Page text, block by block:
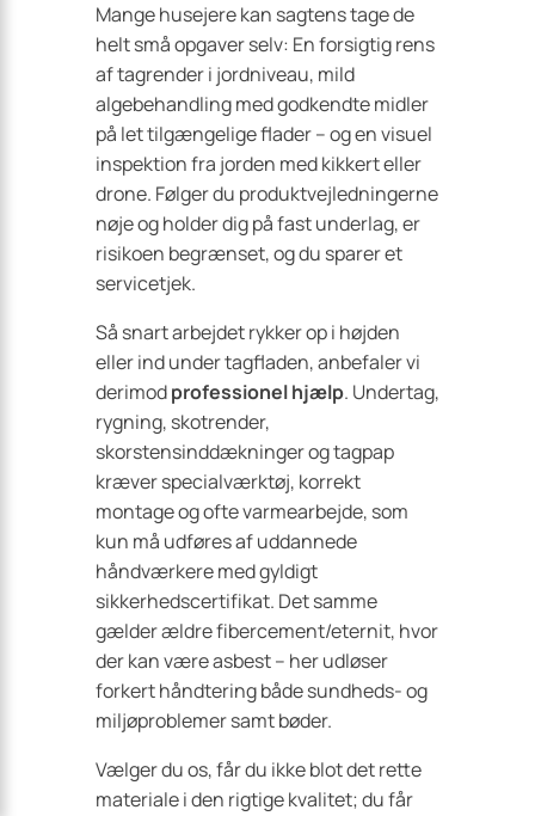
Mange husejere kan sagtens tage de
helt små opgaver selv: En forsigtig rens
af tagrender i jordniveau, mild
algebehandling med godkendte midler
på let tilgængelige flader – og en visuel
inspektion fra jorden med kikkert eller
drone. Følger du produktvejledningerne
nøje og holder dig på fast underlag, er
risikoen begrænset, og du sparer et
servicetjek.
Så snart arbejdet rykker op i højden
eller ind under tagfladen, anbefaler vi
derimodprofessionel hjælp. Undertag,
rygning, skotrender,
skorstensinddækninger og tagpap
kræver special­værktøj, korrekt
montage og ofte varmearbejde, som
kun må udføres af uddannede
håndværkere med gyldigt
sikkerhedscertifikat. Det samme
gælder ældre fibercement/eternit, hvor
der kan være asbest – her udløser
forkert håndtering både sundheds- og
miljøproblemer samt bøder.
Vælger du os, får du ikke blot det rette
materiale i den rigtige kvalitet; du får